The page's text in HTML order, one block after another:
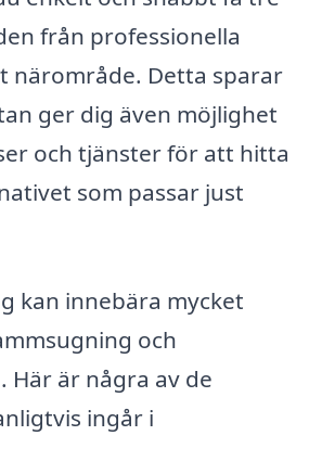
från professionella
närområde. Detta sparar
ger dig även möjlighet
och tjänster för att hitta
som passar just
kan innebära mycket
och
är några av de
ingår i